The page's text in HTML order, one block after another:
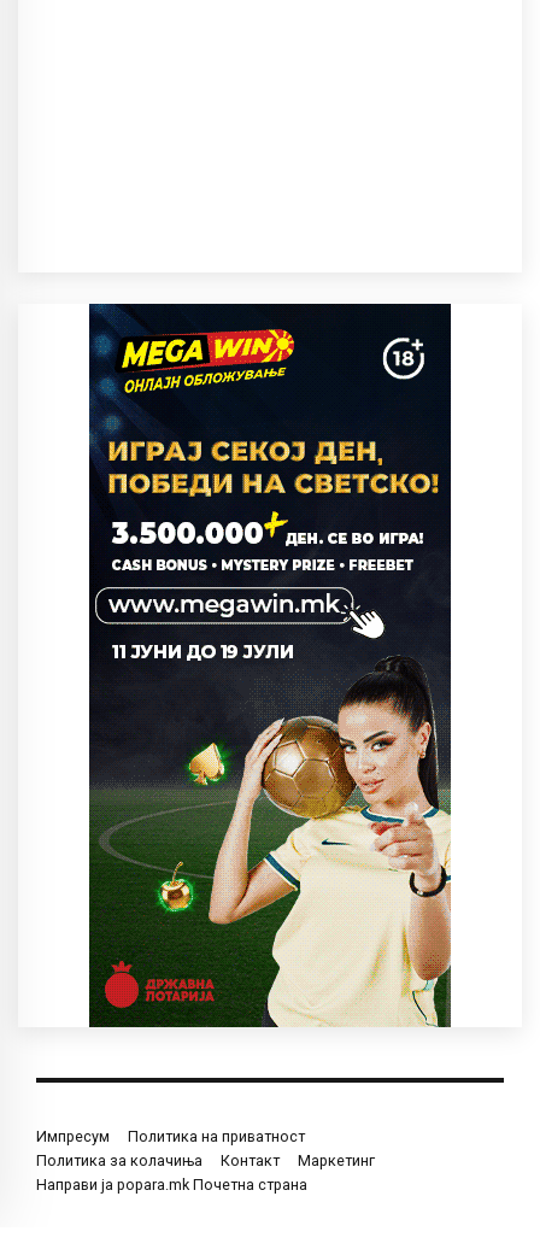
Импресум
Политика на приватност
Политика за колачиња
Контакт
Маркетинг
Направи ја popara.mk Почетна страна